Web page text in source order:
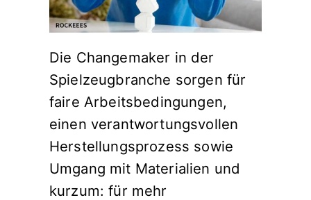
Die Changemaker in der
Spielzeugbranche sorgen für
faire Arbeitsbedingungen,
einen verantwortungsvollen
Herstellungsprozess sowie
Umgang mit Materialien und
kurzum: für mehr